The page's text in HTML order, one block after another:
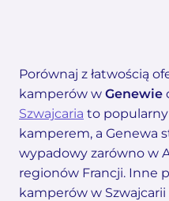
Porównaj z łatwością
kamperów w Genewie
Szwajcaria to
kamperem, a Genewa
wypadowy zarówno w
regionów Francji. Inne
kamperów w